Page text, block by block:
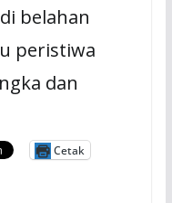
belahan
peristiwa
dan
Cetak